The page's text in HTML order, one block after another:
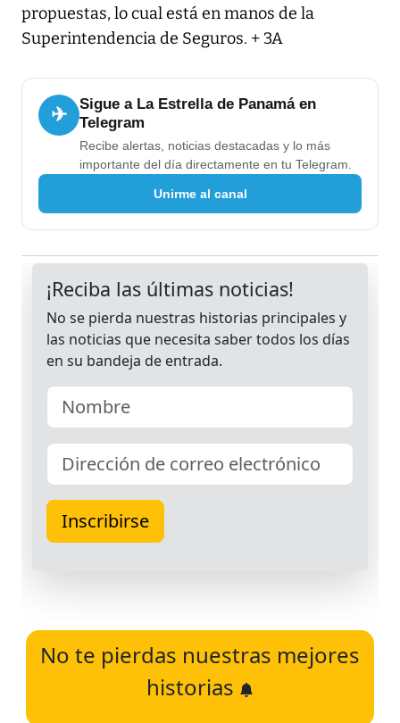
propuestas, lo cual está en manos de la
Superintendencia de Seguros. + 3A
✈
Sigue a La Estrella de Panamá en
Telegram
Recibe alertas, noticias destacadas y lo más
importante del día directamente en tu Telegram.
Unirme al canal
No te pierdas nuestras mejores
historias